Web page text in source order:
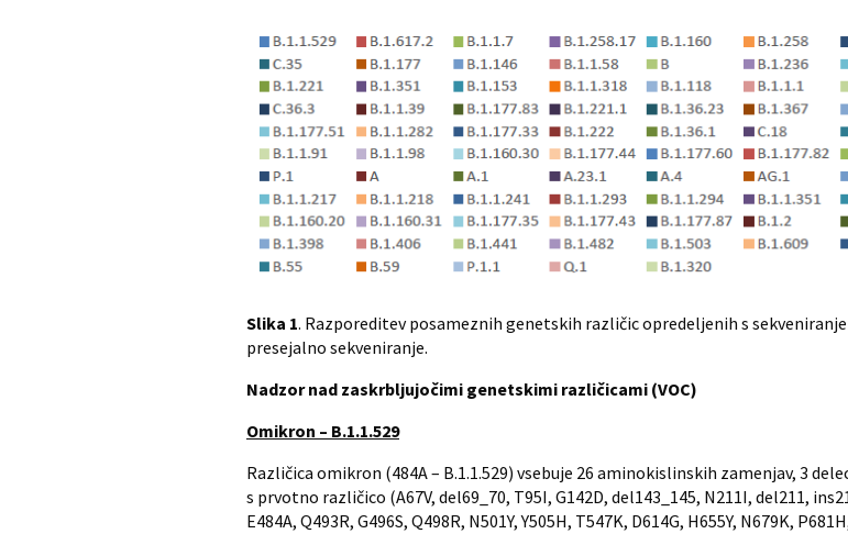
Slika 1. Razporeditev posameznih genetskih različic opredeljenih s
presejalno sekveniranje.
Nadzor nad zaskrbljujočimi genetskimi različicami (VOC)
Omikron – B.1.1.529
Različica omikron (484A – B.1.1.529) vsebuje 26 aminokislinskih zamenjav, 3
s prvotno različico (A67V, del69_70, T95I, G142D, del143_145, N211I, del211,
E484A, Q493R, G496S, Q498R, N501Y, Y505H, T547K, D614G, H655Y, N679K,